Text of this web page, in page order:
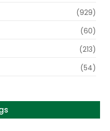
(929)
(60)
(213)
(54)